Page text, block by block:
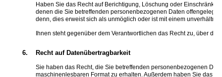
Haben Sie das Recht auf Berichtigung, Löschung oder
denen die Sie betreffenden personenbezogenen Daten offengelegt
denn, dies erweist sich als unmöglich oder ist mit einem
Ihnen steht gegenüber dem Verantwortlichen das Recht zu, über
6. Recht auf Datenübertragbarkeit
Sie haben das Recht, die Sie betreffenden personenbezogenen
maschinenlesbaren Format zu erhalten. Außerdem haben Sie das